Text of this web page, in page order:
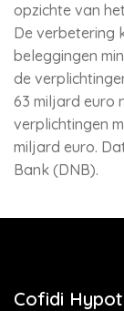
opzichte van
De verbetering
beleggingen
de
63 miljard euro
verplichtingen
miljard euro.
Bank (DNB).
Cofidi